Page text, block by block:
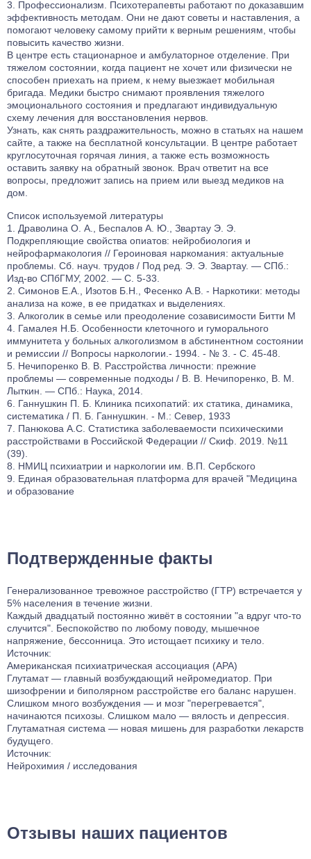
Профессионализм. Психотерапевты работают по доказавшим
эффективность методам. Они не дают советы и наставления, а
помогают человеку самому прийти к верным решениям, чтобы
повысить качество жизни.
В центре есть стационарное и амбулаторное отделение. При
тяжелом состоянии, когда пациент не хочет или физически не
способен приехать на прием, к нему выезжает мобильная
бригада. Медики быстро снимают проявления тяжелого
эмоционального состояния и предлагают индивидуальную
схему лечения для восстановления нервов.
Узнать, как снять раздражительность, можно в статьях на нашем
сайте, а также на бесплатной консультации. В центре работает
круглосуточная горячая линия, а также есть возможность
оставить заявку на обратный звонок. Врач ответит на все
вопросы, предложит запись на прием или выезд медиков на
дом.
Список используемой литературы
Драволина О. А., Беспалов А. Ю., Звартау Э. Э.
Подкрепляющие свойства опиатов: нейробиология и
нейрофармакология // Героиновая наркомания: актуальные
проблемы. Сб. науч. трудов / Под ред. Э. Э. Звартау. — СПб.:
Изд-во СПбГМУ, 2002. — С. 5-33.
Симонов Е.А., Изотов Б.Н., Фесенко А.В. - Наркотики: методы
анализа на коже, в ее придатках и выделениях.
Алкоголик в семье или преодоление созависимости Битти М
Гамалея Н.Б. Особенности клеточного и гуморального
иммунитета у больных алкоголизмом в абстинентном состоянии
и ремиссии // Вопросы наркологии.- 1994. - № 3. - С. 45-48.
Нечипоренко В. В. Расстройства личности: прежние
проблемы — современные подходы / В. В. Нечипоренко, В. М.
Лыткин. — СПб.: Наука, 2014.
Ганнушкин П. Б. Клиника психопатий: их статика, динамика,
систематика / П. Б. Ганнушкин. - М.: Север, 1933
Панюкова А.С. Статистика заболеваемости психическими
расстройствами в Российской Федерации // Скиф. 2019. №11
(39).
НМИЦ психиатрии и наркологии им. В.П. Сербского
Единая образовательная платформа для врачей "Медицина
и образование
Подтвержденные факты
Генерализованное тревожное расстройство (ГТР) встречается у
5% населения в течение жизни.
Каждый двадцатый постоянно живёт в состоянии "а вдруг что-то
случится". Беспокойство по любому поводу, мышечное
напряжение, бессонница. Это истощает психику и тело.
Источник:
Американская психиатрическая ассоциация (APA)
Глутамат — главный возбуждающий нейромедиатор. При
шизофрении и биполярном расстройстве его баланс нарушен.
Слишком много возбуждения — и мозг "перегревается",
начинаются психозы. Слишком мало — вялость и депрессия.
Глутаматная система — новая мишень для разработки лекарств
будущего.
Источник:
Нейрохимия / исследования
Отзывы наших пациентов